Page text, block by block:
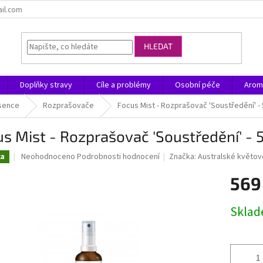
HLEDAT
Doplňky stravy Cíle a problémy Osobní péče
Rozprašovače Focus Mist - Rozprašovač 'Soustředění' -
Mist - Rozprašovač 'Soustředění' -
Průměrné
Neohodnoceno Podrobnosti hodnocení Značka:Australské
cena: